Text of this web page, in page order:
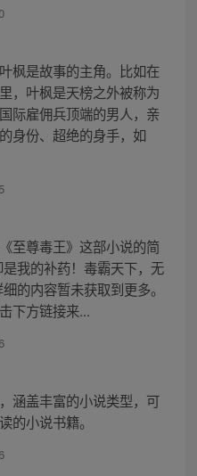
枫是故事的主角。比如在
，叶枫是天榜之外被称为
际雇佣兵顶端的男人，亲
身份、超绝的身手，如
至尊毒王》这部小说的简
我的补药！毒霸天下，无
的内容暂未获取到更多。
下方链接来...
涵盖丰富的小说类型，可
的小说书籍。